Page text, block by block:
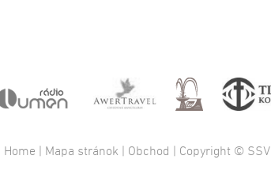
Home | Mapa stránok | Obchod | Copyright ©